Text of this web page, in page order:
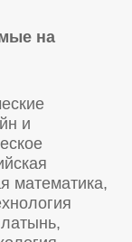
на
и
математика,